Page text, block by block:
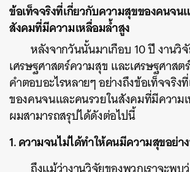
ข้อเท็จจริงที่เกี่ยวกับความสุขของคนจน
สังคมที่มีความเหลื่อมล้ำสูง
หลังจากวันนั้นมาเกือบ 10 ปี งานวิ
เศรษฐศาสตร์ความสุข และเศรษฐศาส
คำตอบอะไรหลายๆ อย่างถึงข้อเท็จจริง
ของคนจนและคนรวยในสังคมที่มีความ
ผมสามารถสรุปได้ดังต่อไปนี้
1. ความจนไม่ได้ทำให้คนมีความสุขอย่